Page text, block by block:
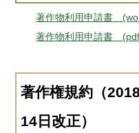
著作物利用申請書
著作物利用申請書
著作権規約（
14日改正）